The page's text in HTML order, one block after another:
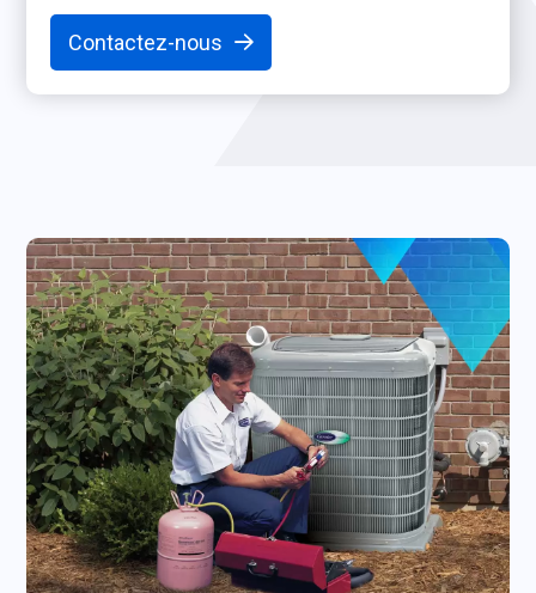
Contactez-nous